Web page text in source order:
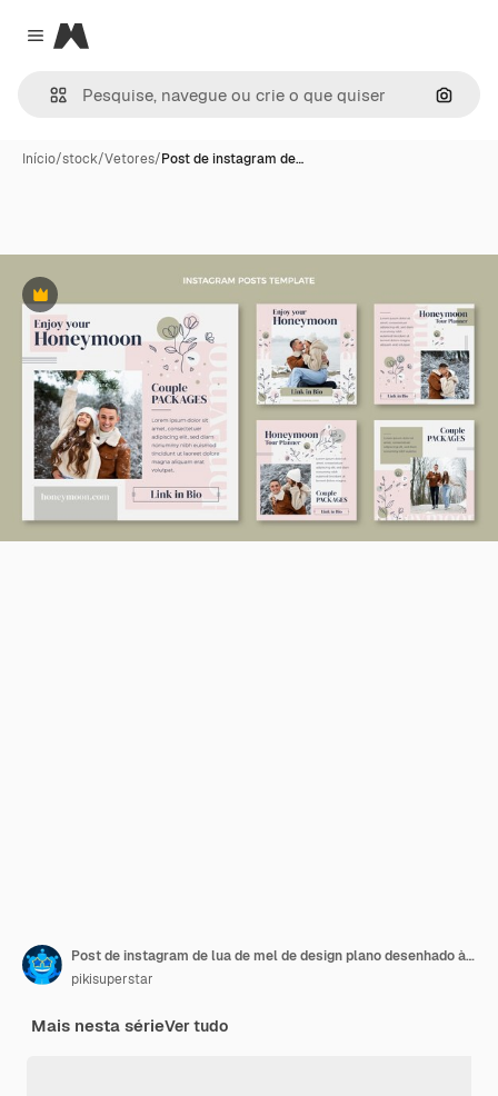
Close menu
Magnific
Início/stock/Vetores/Post de instagram de…
Premium
Post de instagram de lua de mel de design plano desenhado à mão
pikisuperstar
Mais nesta sérieVer tudo